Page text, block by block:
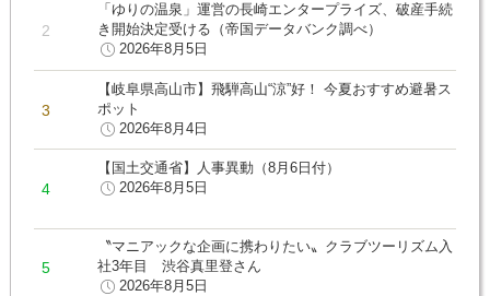
「ゆりの温泉」運営の長崎エンタープライズ、破産手続
き開始決定受ける（帝国データバンク調べ）
2026年8月5日
【岐阜県高山市】飛騨高山“涼”好！ 今夏おすすめ避暑ス
ポット
2026年8月4日
【国土交通省】人事異動（8月6日付）
2026年8月5日
〝マニアックな企画に携わりたい〟クラブツーリズム入
社3年目 渋谷真里登さん
2026年8月5日